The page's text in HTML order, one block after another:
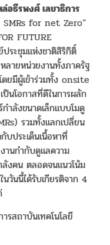
อธีรพงศ์ เลขาธิการ
SMRs for net Zero”
FUTURE
ะชุมแห่งชาติสิริกิติ์
ายหน่วยงานทั้งภาครัฐ
ดยมีผู้เข้าร่วมทั้ง onsite
โอกาสที่ดีในการผลัก
ำลังขนาดเล็กแบบโมดู
รวมทั้งแลกเปลี่ยน
บประเด็นเนื้อหาที่
านกำกับดูแลความ
งคน ตลอดจนแนวโน้ม
วันนี้ได้รับเกียรติจาก 4
รสถาบันเทคโนโลยี